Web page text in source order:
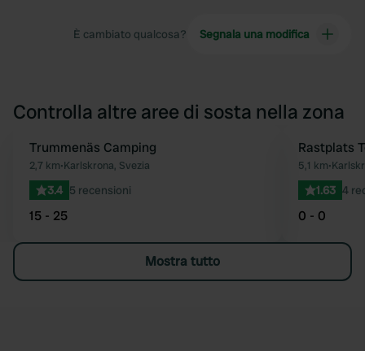
È cambiato qualcosa? Segnala una modifica
Controlla altre aree di sosta nella zona
Preferito
Trummenäs Camping
2,7 km•Karlskrona, Svezia
3.4 5 recensioni
15 - 25
Rastplats
5,1 km•
1.63 4
0 - 0
Mostra tutto